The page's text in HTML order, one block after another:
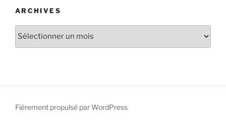
ARCHIVES
Archives
Fièrement propulsé par WordPress